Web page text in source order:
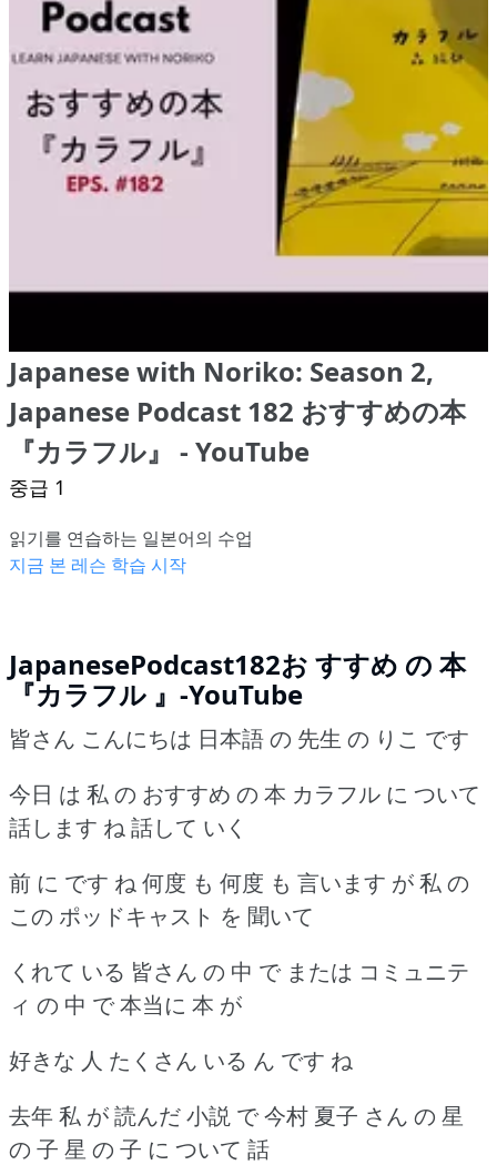
Japanese with Noriko: Season 2,
Japanese Podcast 182 おすすめの本
『カラフル』 - YouTube
중급 1
읽기를 연습하는 일본어의 수업
지금 본 레슨 학습 시작
JapanesePodcast182お すすめ の 本
『カラフル 』-YouTube
皆さん こんにちは 日本語 の 先生 の りこ です
今日 は 私 の おすすめ の 本 カラフル に ついて
話します ね 話して いく
前 に です ね 何度 も 何度 も 言います が 私 の
この ポッドキャスト を 聞いて
くれて いる 皆さん の 中 で または コミュニテ
ィ の 中 で 本当に 本 が
好きな 人 たくさん いる ん です ね
去年 私 が 読んだ 小説 で 今村 夏子 さん の 星
の 子 星 の 子 に ついて 話